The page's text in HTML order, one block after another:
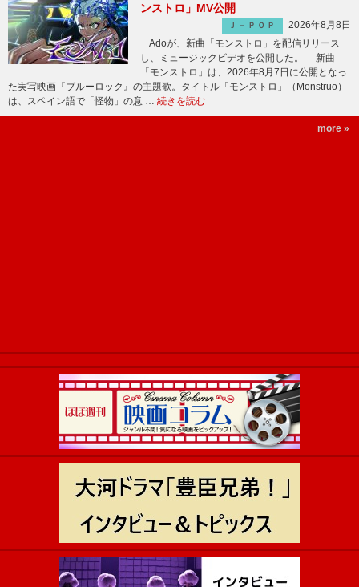
ンストロ」MV公開
Ｊ－ＰＯＰ
2026年8月8日
Adoが、新曲「モンストロ」を配信リリース
し、ミュージックビデオを公開した。 新曲
「モンストロ」は、2026年8月7日に公開となっ
た実写映画『ブルーロック』の主題歌。タイトル「モンストロ」（Monstruo）
は、スペイン語で「怪物」の意 … 続きを読む
more »